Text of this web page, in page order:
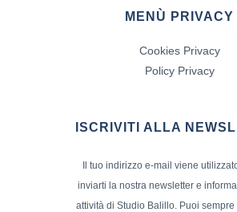
MENÙ PRIVACY
Cookies Privacy
Policy Privacy
ISCRIVITI ALLA
Il tuo indirizzo e-mail viene
inviarti la nostra newsletter e
attività di Studio Balillo. Puoi sempre